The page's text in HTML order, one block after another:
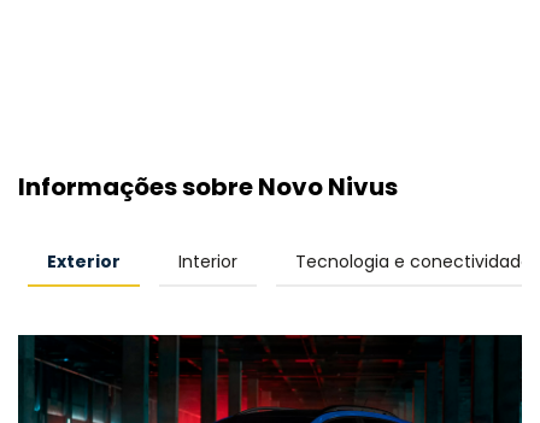
Informações sobre Novo Nivus
Exterior Interior Tecnologia e conectividade